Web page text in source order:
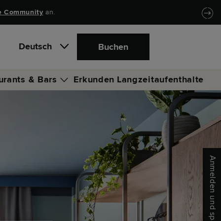
Community an.
Deutsch Buchen
& Bars
& Lounge
Erkunden Langzeitaufenthalte
Anmelden und sparen